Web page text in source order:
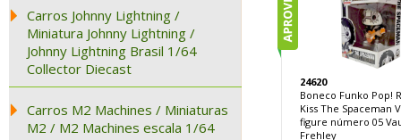
Carros Johnny Lightning /
Miniatura Johnny Lightning /
Johnny Lightning Brasil 1/64
Collector Diecast
Carros M2 Machines / Miniaturas
M2 / M2 Machines escala 1/64
24620
Boneco Funko Pop!
Kiss The Spaceman
figure número 05
Frehley